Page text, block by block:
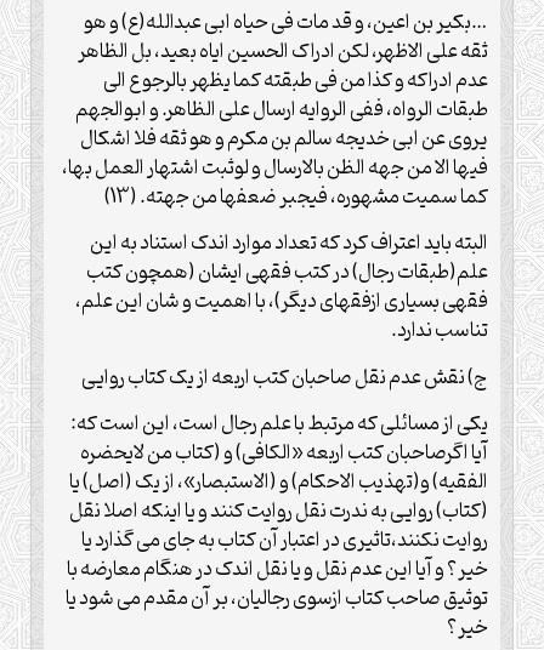
…بکیر بن اعین، و قد مات فی حیاه ابی عبدالله(ع) و هو
ثقه علی الاظهر، لکن ادراک الحسین ایاه بعید، بل الظاهر
عدم ادراکه و کذا من فی طبقته کما یظهر بالرجوع الی
طبقات الرواه، ففی الروایه ارسال علی الظاهر. و ابوالجهم
یروی عن ابی خدیجه سالم بن مکرم و هو ثقه فلا اشکال
فیها الا من جهه الظن بالارسال و لوثبت اشتهار العمل بها،
کما سمیت مشهوره، فیجبر ضعفها من جهته. (13)
البته باید اعتراف کرد که تعداد موارد اندک استناد به این
علم(طبقات رجال) در کتب فقهی ایشان (همچون کتب
فقهی بسیاری ازفقهای دیگر)، با اهمیت و شان این علم،
تناسب ندارد.
ج) نقش عدم نقل صاحبان کتب اربعه از یک کتاب روایی
یکی از مسائلی که مرتبط با علم رجال است، این است که:
آیا اگرصاحبان کتب اربعه «الکافی) و (کتاب من لایحضره
الفقیه) و(تهذیب الاحکام) و (الاستبصار»، از یک (اصل) یا
(کتاب) روایی به ندرت نقل روایت کنند و یا اینکه اصلا نقل
روایت نکنند،تاثیری در اعتبار آن کتاب به جای می گذارد یا
خیر؟ و آیا این عدم نقل و یا نقل اندک در هنگام معارضه با
توثیق صاحب کتاب ازسوی رجالیان، بر آن مقدم می شود یا
خیر؟